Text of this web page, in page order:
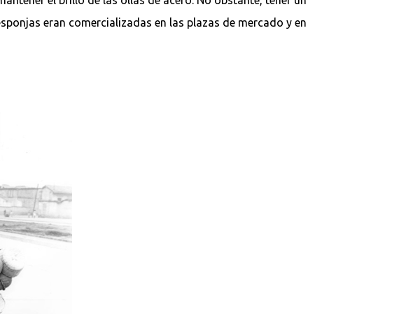
eran comercializadas en las plazas de mercado y en